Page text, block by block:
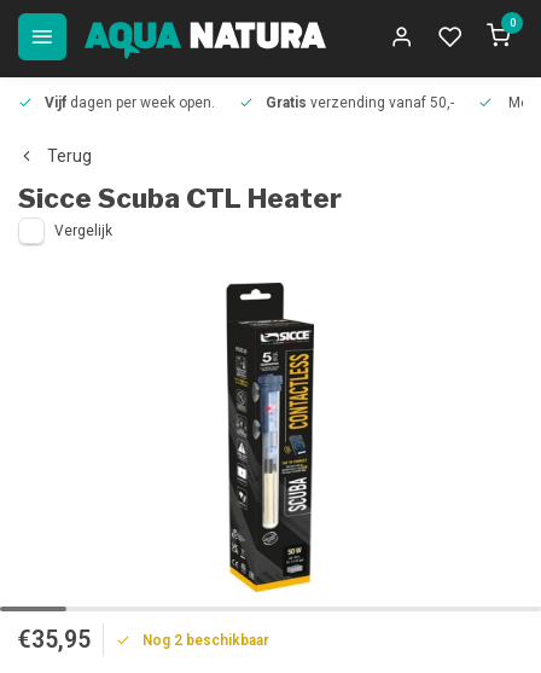
0
Vijf dagen per week open. Gratis verzending vanaf 50,-
Terug
Sicce Scuba CTL Heater
Vergelijk
€35,95 Nog 2 beschikbaar